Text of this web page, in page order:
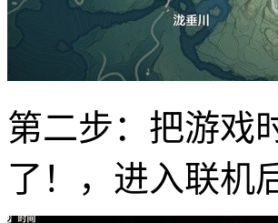
第二步：把游戏
了！，进入联机